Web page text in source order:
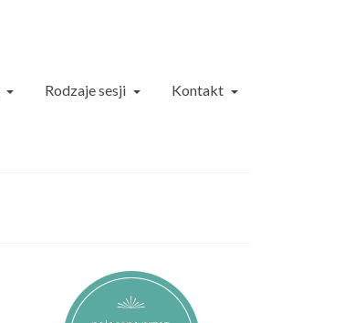
Rodzaje sesji Kontakt